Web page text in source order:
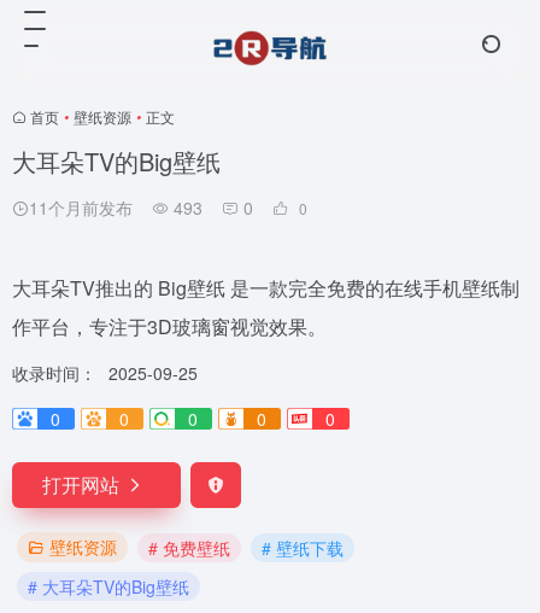
首页 • 壁纸资源 • 正文
大耳朵TV的Big壁纸
11个月前发布 493 0 0
大耳朵TV推出的 Big壁纸 是一款完全免费的在线手机壁纸制
作平台，专注于3D玻璃窗视觉效果。
收录时间：
2025-09-25
0
0 0 0 0
打开网站
壁纸资源 # 免费壁纸
# 壁纸下载
# 大耳朵TV的Big壁纸